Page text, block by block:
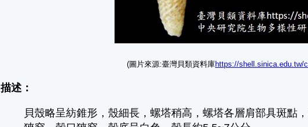
(圖片來源:臺灣貝類資料庫https://shell.sinica.edu.tw/
描述：
貝殼略呈紡錐形，殼細長，螺塔稍高，螺塔各層肩部具斑點